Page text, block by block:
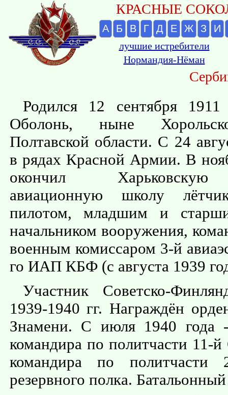
КРАСНЫЕ
А Б В Г Д Е Ж З И
лучшие истребители
Нормандия-Нёман
Родился 12 сентября
Оболонь, ныне
Полтавской области. С 24
в рядах Красной Армии. В
окончил
авиационную школу
пилотом, младшим и
начальником вооружения,
военным комиссаром 3-й
го ИАП КБФ (с августа 1939
Участник Советско-
1939-1940 гг. Награждён
Знамени. С июля 1940 года -
командира по политчасти 11-
командира по политчасти
резервного полка.